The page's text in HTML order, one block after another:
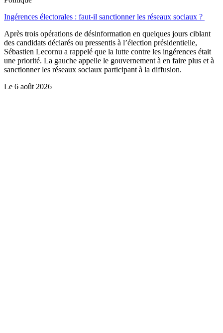
Ingérences électorales : faut-il sanctionner les réseaux sociaux ?
Après trois opérations de désinformation en quelques jours ciblant
des candidats déclarés ou pressentis à l’élection présidentielle,
Sébastien Lecornu a rappelé que la lutte contre les ingérences était
une priorité. La gauche appelle le gouvernement à en faire plus et à
sanctionner les réseaux sociaux participant à la diffusion.
Le 6 août 2026